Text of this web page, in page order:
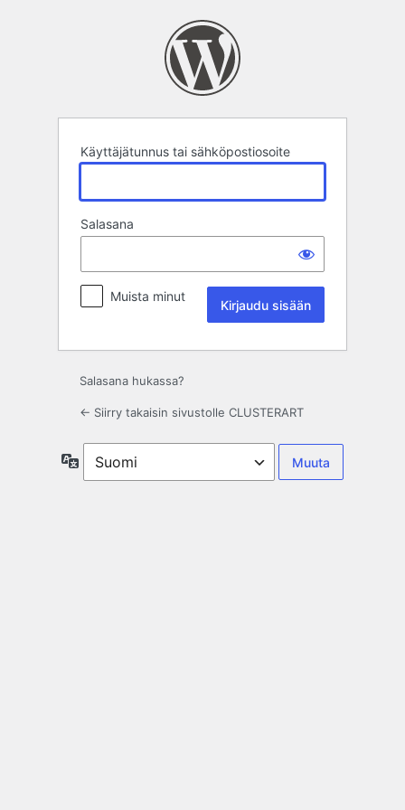
Käyttäjätunnus tai sähköpostiosoite
Salasana
Muista minut
Salasana hukassa?
← Siirry takaisin sivustolle CLUSTERART
Kieli